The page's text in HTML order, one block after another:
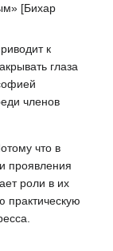
[Бихар
к
глаза
членов
что в
проявления
роли в их
практическую